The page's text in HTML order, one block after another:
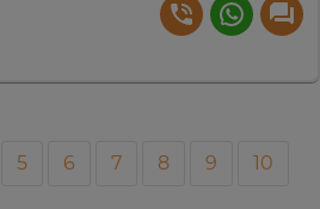
5 6 7 8 9 10